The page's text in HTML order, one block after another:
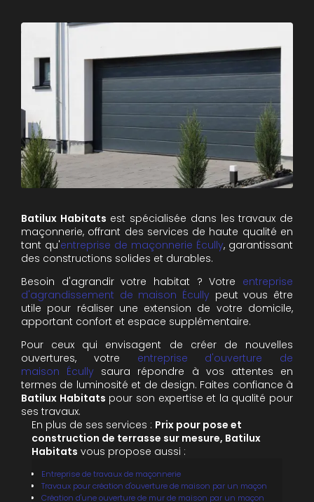
Batilux Habitats est spécialisée dans les travaux de
maçonnerie, offrant des services de haute qualité en
tant qu'entreprise de maçonnerie Écully, garantissant
des constructions solides et durables.
Besoin d'agrandir votre habitat ? Votre entreprise
d'agrandissement de maison Écully peut vous être
utile pour réaliser une extension de votre domicile,
apportant confort et espace supplémentaire.
Pour ceux qui envisagent de créer de nouvelles
ouvertures, votre entreprise d'ouverture de
maison Écully saura répondre à vos attentes en
termes de luminosité et de design. Faites confiance à
Batilux Habitats pour son expertise et la qualité pour
ses travaux.
En plus de ses services : Prix pour pose et
construction de terrasse sur mesure, Batilux
Habitats vous propose aussi :
Entreprise de travaux de maçonnerie
Travaux pour création d'ouverture de maison par un maçon
Création d'une ouverture de mur de maison par un maçon